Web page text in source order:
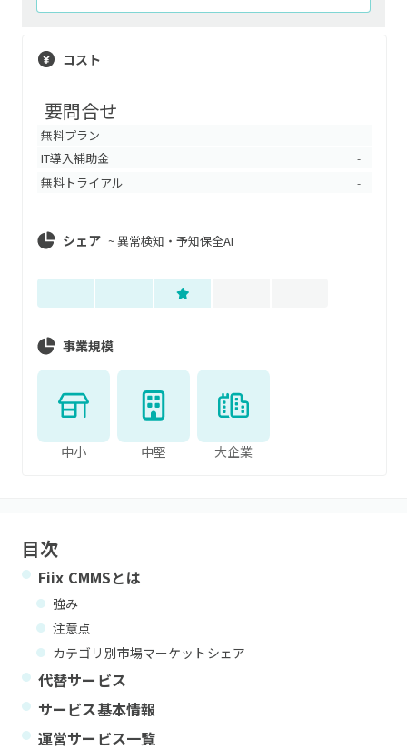
コスト
要問合せ
無料プラン -
IT導入補助金 -
無料トライアル -
シェア ~異常検知・予知保全AI
事業規模
中小 中堅 大企業
目次
Fiix CMMSとは
強み
注意点
カテゴリ別市場マーケットシェア
代替サービス
サービス基本情報
運営サービス一覧